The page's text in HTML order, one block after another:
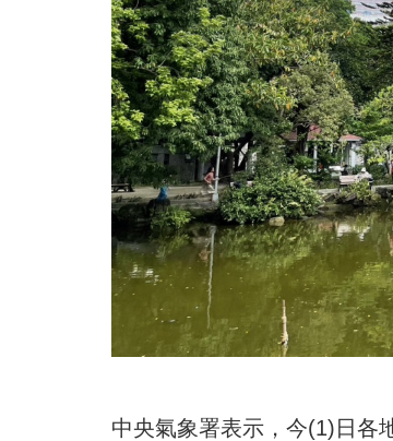
中央氣象署表示，今(1)日各